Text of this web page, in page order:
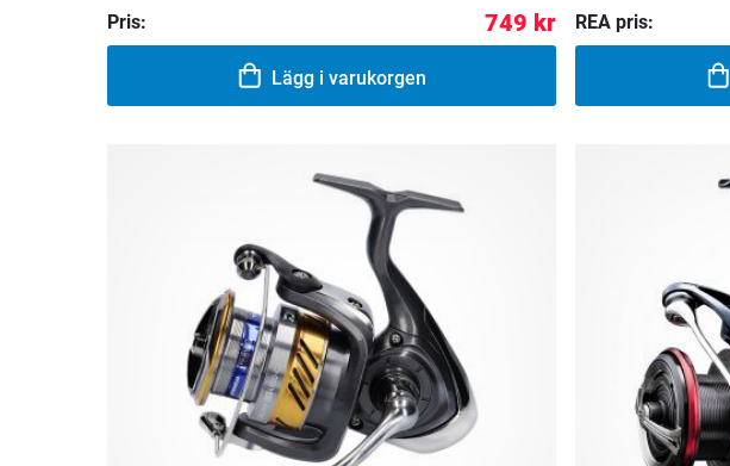
Pris: 749 kr
Lägg i varukorgen
REA pris: